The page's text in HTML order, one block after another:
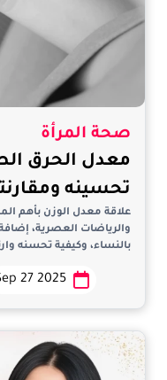
صحة المرأة
معدل الحرق
تحسينه
علاقة معدل الوزن بأهم
والرياضات العصرية،
بالنساء، وكيفية تحسنه
27 2025